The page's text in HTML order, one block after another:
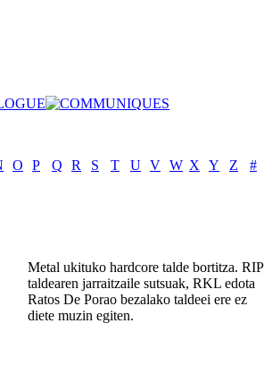
O P Q R S T U V W X Y Z #
Metal ukituko hardcore talde bortitza. RIP
taldearen jarraitzaile sutsuak, RKL edota
Ratos De Porao bezalako taldeei ere ez
diete muzin egiten.